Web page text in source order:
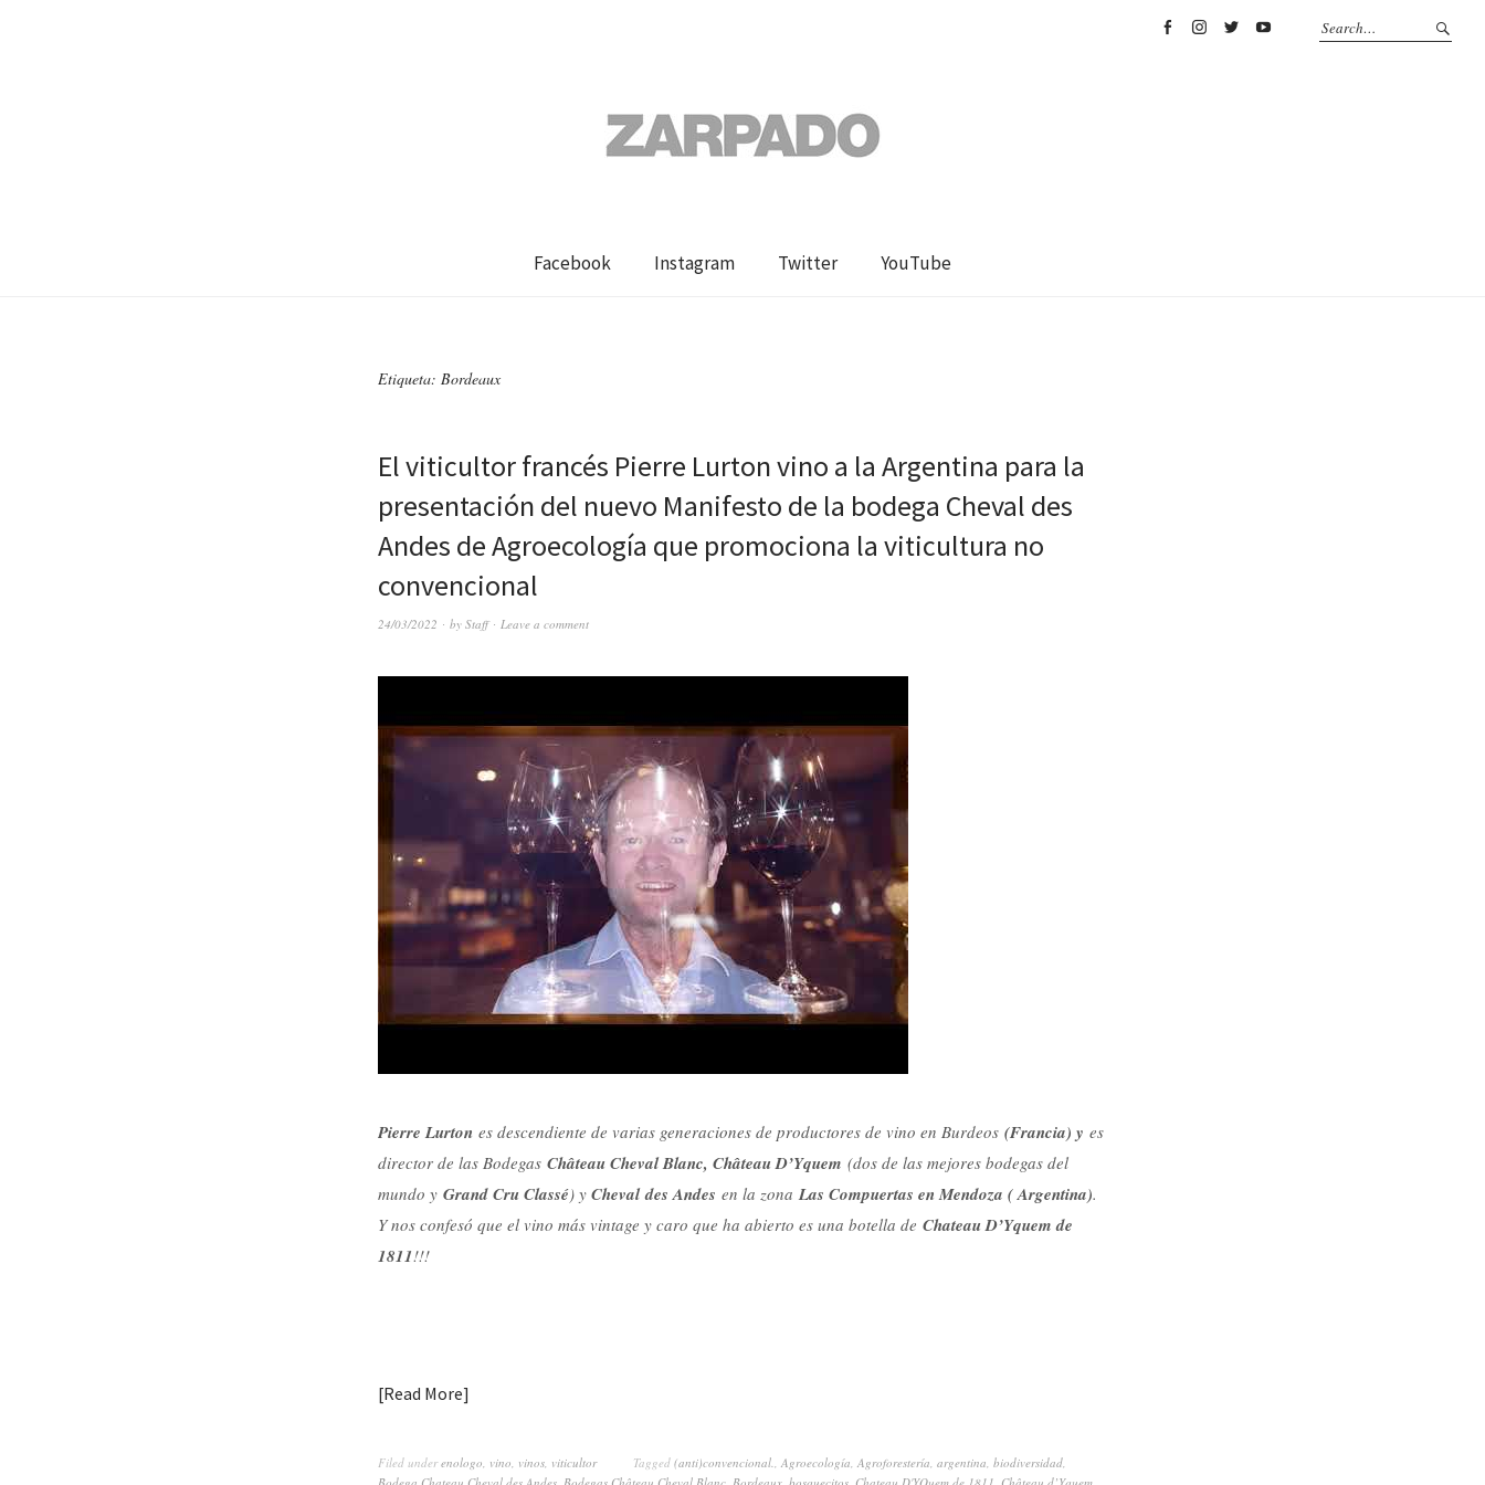
Facebook Instagram Twitter YouTube
Etiqueta: Bordeaux
El viticultor francés Pierre Lurton vino a la Argentina para la
presentación del nuevo Manifesto de la bodega Cheval des
Andes de Agroecología que promociona la viticultura no
convencional
24/03/2022 by Staff Leave a comment
Pierre Lurton es descendiente de varias generaciones de productores de vino en Burdeos (Francia) y es
director de las Bodegas Château Cheval Blanc, Château D’Yquem (dos de las mejores bodegas del
mundo y Grand Cru Classé) y Chevaldes Andes en la zona Las Compuertas en Mendoza ( Argentina).
Y nos confesó que el vino más vintage y caro que ha abierto es una botella de Chateau D’Yquem de
1811!!!
Read More
Filed underenologo, vino, vinos, viticultor Tagged (anti)convencional., Agroecología, Agroforestería, argentina, biodiversidad,